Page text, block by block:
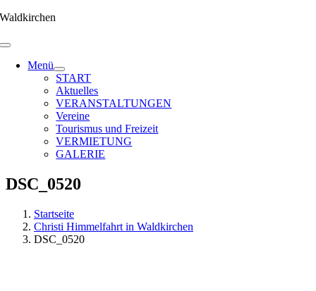
Zum
springen
Waldkirchen
Menü
START
Aktuelles
VERANSTALTUNGEN
Vereine
Tourismus und Freizeit
VERMIETUNG
GALERIE
DSC_0520
Startseite
Christi Himmelfahrt in Waldkirchen
DSC_0520